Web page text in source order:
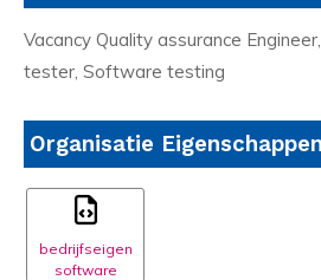
Vacancy Quality assurance
tester, Software testing
Organisatie
bedrijfseigen
software